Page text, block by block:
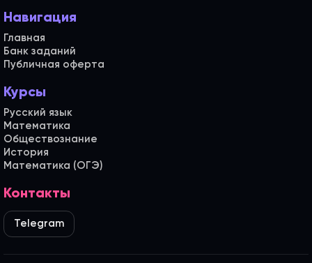
Навигация
Главная
Банк заданий
Публичная оферта
Курсы
Русский язык
Математика
Обществознание
История
Математика (ОГЭ)
Контакты
Telegram